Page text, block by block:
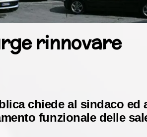
rinnovare
chiede al sindaco ed
funzionale delle